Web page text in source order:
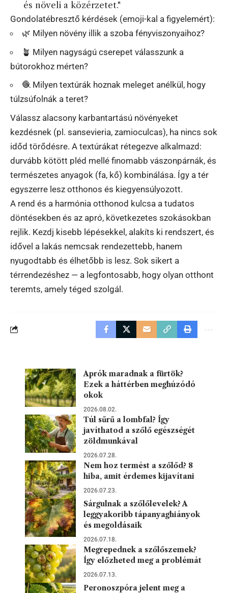
és növeli a közérzetet."
Gondolatébresztő kérdések (emoji-kal a figyelemért):
🌿 Milyen növény illik a szoba fényviszonyaihoz?
🪴 Milyen nagyságú cserepet válasszunk a
bútorokhoz mérten?
🧶 Milyen textúrák hoznak meleget anélkül, hogy
túlzsúfolnák a teret?
Válassz alacsony karbantartású növényeket
kezdésnek (pl. sansevieria, zamioculcas), ha nincs sok
időd törődésre. A textúrákat rétegezve alkalmazd:
durvább kötött pléd mellé finomabb vászonpárnák, és
természetes anyagok (fa, kő) kombinálása. Így a tér
egyszerre lesz otthonos és kiegyensúlyozott.
A rend és a harmónia otthonod kulcsa a tudatos
döntésekben és az apró, következetes szokásokban
rejlik. Kezdj kisebb lépésekkel, alakíts ki rendszert, és
idővel a lakás nemcsak rendezettebb, hanem
nyugodtabb és élhetőbb is lesz. Sok sikert a
térrendezéshez — a legfontosabb, hogy olyan otthont
teremts, amely téged szolgál.
Aprók maradnak a fürtök?
Ezek a háttérben meghúzódó
okok
2026.08.02.
Túl sűrű a lombfal? Így
javíthatod a szőlő egészségét
zöldmunkával
2026.07.28.
Nem hoz termést a szőlőd? 8
hiba, amit érdemes kijavítani
2026.07.23.
Sárgulnak a szőlőlevelek? A
leggyakoribb tápanyaghiányok
és megoldásaik
2026.07.18.
Megrepednek a szőlőszemek?
Így előzheted meg a problémát
2026.07.13.
Peronoszpóra jelent meg a